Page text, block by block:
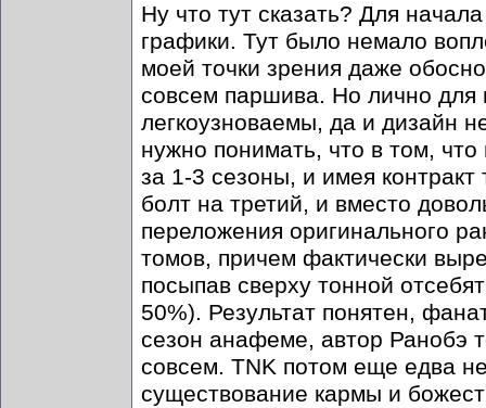
Ну что тут сказать? Для
графики. Тут было немало
моей точки зрения даже
совсем паршива. Но лично
легкоузноваемы, да и дизайн
нужно понимать, что в том,
за 1-3 сезоны, и имея
болт на третий, и вместо
переложения оригинального
томов, причем фактически
посыпав сверху тонной
50%). Результат понятен,
сезон анафеме, автор Ранобэ
совсем. TNK потом еще едва
существование кармы и